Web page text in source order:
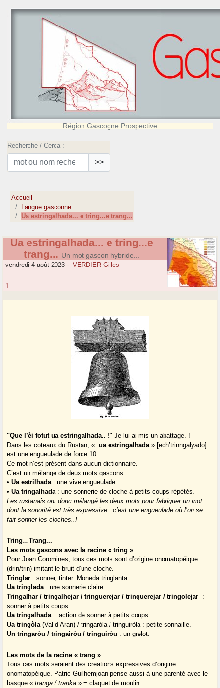
Région Gascogne Prospective
Recherche / Cerca :
>>
Accueil
Langue gasconne
Ua estringalhada... e tring...e trang...
Ua estringalhada... e tring...e
trang... Un mot gascon hybride...
vendredi 4 août 2023 - VERDIER Gilles
1
"Que l’èi fotut ua estringalhada.. !" Je lui ai mis un abattage. !
Dans les coteaux du Rustan, « ua estringalhada» [ech’trinngalyado]
est une engueulade de force 10.
Ce mot n’est présent dans aucun dictionnaire.
C’est un mélange de deux mots gascons :
•Ua estrilhada: une vive engueulade
•Ua tringalhada: une sonnerie de cloche à petits coups répétés.
Les rustanais ont donc mélangé les deux mots pour fabriquer un mot
dont la sonorité est très expressive : c’est une engueulade où l’on se
fait sonner les cloches..!
Tring…Trang...
Les mots gascons avec la racine « tring ».
Pour Joan Coromines, tous ces mots sont d’origine onomatopéique
(drin/trin) imitant le bruit d’une cloche.
Tringlar : sonner, tinter. Moneda tringlanta.
Ua tringlada: une sonnerie claire
Tringalhar / tringalhejar / tringuerejar / trinquerejar / tringolejar :
sonner à petits coups.
Ua tringalhada : action de sonner à petits coups.
Ua tringòla(Val d’Aran) / tringaròla / tringuiròla : petite sonnaille.
Un tringaròu / tringairòu / tringuiròu : un grelot.
Les mots de la racine « trang »
Tous ces mots seraient des créations expressives d’origine
onomatopéique. Patric Guilhemjoan pense aussi à une parenté avec le
basque «tranga / tranka » = claquet de moulin.